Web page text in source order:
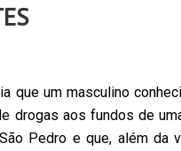
que um masculino
drogas aos fundos de
Pedro e que, além da